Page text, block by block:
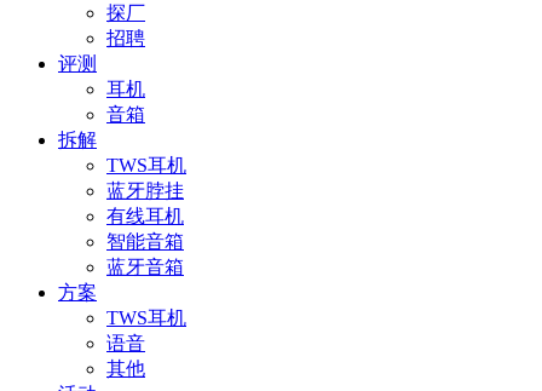
探厂
招聘
评测
耳机
音箱
拆解
TWS耳机
蓝牙脖挂
有线耳机
智能音箱
蓝牙音箱
方案
TWS耳机
语音
其他